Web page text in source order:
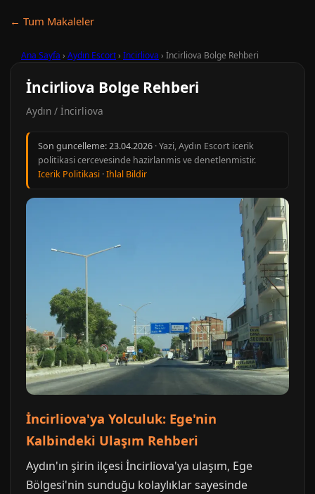
← Tum Makaleler
Ana Sayfa › Aydın Escort› İncirliova › İncirliova Bolge Rehberi
İncirliova Bolge Rehberi
Aydın / İncirliova
Son guncelleme:23.04.2026 · Yazi, Aydın Escort icerik
politikasi cercevesinde hazirlanmis ve denetlenmistir.
Icerik Politikasi ·Ihlal Bildir
İncirliova'ya Yolculuk: Ege'nin
Kalbindeki Ulaşım Rehberi
Aydın'ın şirin ilçesi İncirliova'ya ulaşım, Ege
Bölgesi'nin sunduğu kolaylıklar sayesinde